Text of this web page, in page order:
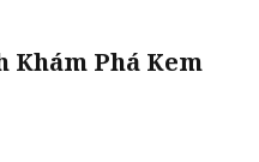
Khám Phá Kem